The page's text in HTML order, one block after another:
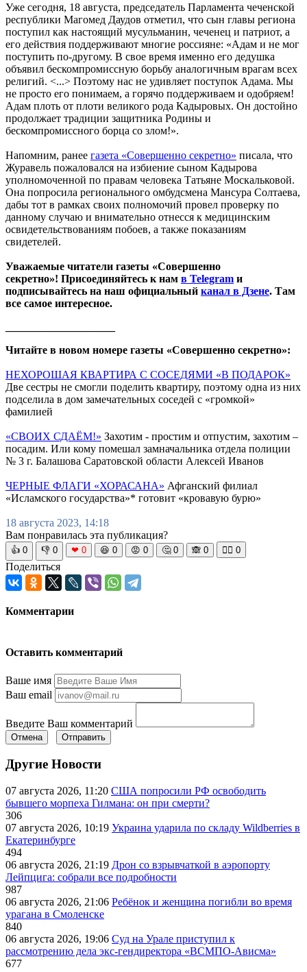
Уже сегодня, 18 августа, председатель Парламента чеченской
республики Магомед Даудов отметил, что сын главы региона
поступил как настоящий мусульманин, чеченец и патриот, а
его действия поддерживают многие россияне: «Адам и не мог
поступить по-другому. В свое время именно его дедушка
объявил бескомпромиссную борьбу аналогичным врагам всех
религий. <...> Поэтому нас не удивляет поступок Адама. Мы
не просто его понимаем, а горячо поддерживаем и одобряем!
Адам плоть от плоти великого рода Кадыровых. Он достойно
продолжает традиции защитника Родины и
бескомпромиссного борца со злом!».
Напомним, ранее газета «Совершенно секретно» писала, что
Журавель пожаловался на избиение сыном Кадырова
уполномоченной по правам человека Татьяне Москальковой.
Она попросила регионального омбудсмена Мансура Солтаева,
дабы тот в рамках своих полномочий провел проверку по
данному случаю и внимательно отнесся к медицинским
освидетельствованиям побоев, а также показаниям
свидетелей.
Уважаемые читатели газеты «Совершенно
секретно»! Присоединяйтесь к нам в Telegram и
подписывайтесь на наш официальный канал в Дзене. Там
все самое интересное.
Читайте в новом номере газеты «Совершенно секретно»:
НЕХОРОШАЯ КВАРТИРА С СОСЕДЯМИ «В ПОДАРОК»
Две сестры не смогли поделить квартиру, поэтому одна из них
подселила в дом замечательных соседей с «громкой»
фамилией
«СВОИХ СДАЁМ!» Захотим - простим и отпустим, захотим –
посадим. Или кому помешал замначальника отдела полиции
№ 3 г. Балашова Саратовской области Алексей Иванов
ЧЕРНЫЕ ФЛАГИ «ХОРАСАНА» Афганский филиал
«Исламского государства»* готовит «кровавую бурю»
18 августа 2023, 14:18
Вам понравилась эта публикация?
👍 0 👎 0 ❤ 0 😆 0 😡 0 🤔 0 🙈 0 🧘‍♀️ 0
Поделиться
Комментарии
Оставить комментарий
Ваше имя
Ваш email
Введите Ваш комментарий
Отмена Отправить
Другие Новости
07 августа 2026, 11:20 США попросили РФ освободить
бывшего морпеха Гилмана: он при смерти?
306
07 августа 2026, 10:19 Украина ударила по складу Wildberries в
Екатеринбурге
494
06 августа 2026, 21:19 Дрон со взрывчаткой в аэропорту
Лейпцига: собрали все подробности
987
06 августа 2026, 21:06 Ребёнок и женщина погибли во время
урагана в Смоленске
840
06 августа 2026, 19:06 Суд на Урале приступил к
рассмотрению дела экс-гендиректора «ВСМПО-Ависма»
677